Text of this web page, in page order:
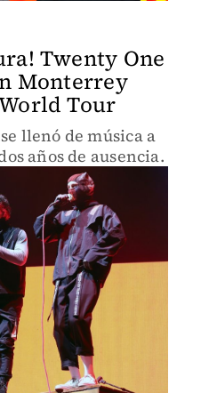
Twenty One
Monterrey
Tour
llenó de música a
años de ausencia.